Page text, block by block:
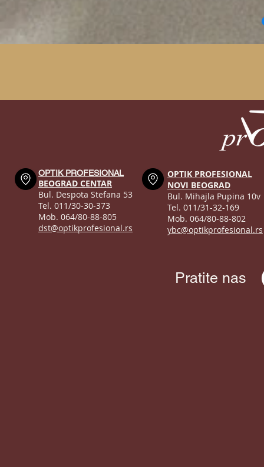
OPTIK PROFESIONAL
BEOGRAD CENTAR
Bul. Despota Stefana 53
Tel. 011/30-30-373
Mob. 064/80-88-805
dst@optikprofesional.rs
OPTIK PROFESIONAL
NOVI BEOGRAD
Bul. Mihajla Pupina 10v
Tel. 011/31-32-169
Mob. 064/80-88-802
ybc@optikprofesional.rs
Pratite nas